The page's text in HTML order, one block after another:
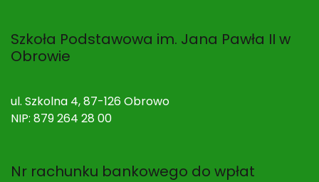
Szkoła Podstawowa im. Jana Pawła II w
Obrowie
ul. Szkolna 4, 87-126 Obrowo
NIP: 879 264 28 00
Nr rachunku bankowego do wpłat